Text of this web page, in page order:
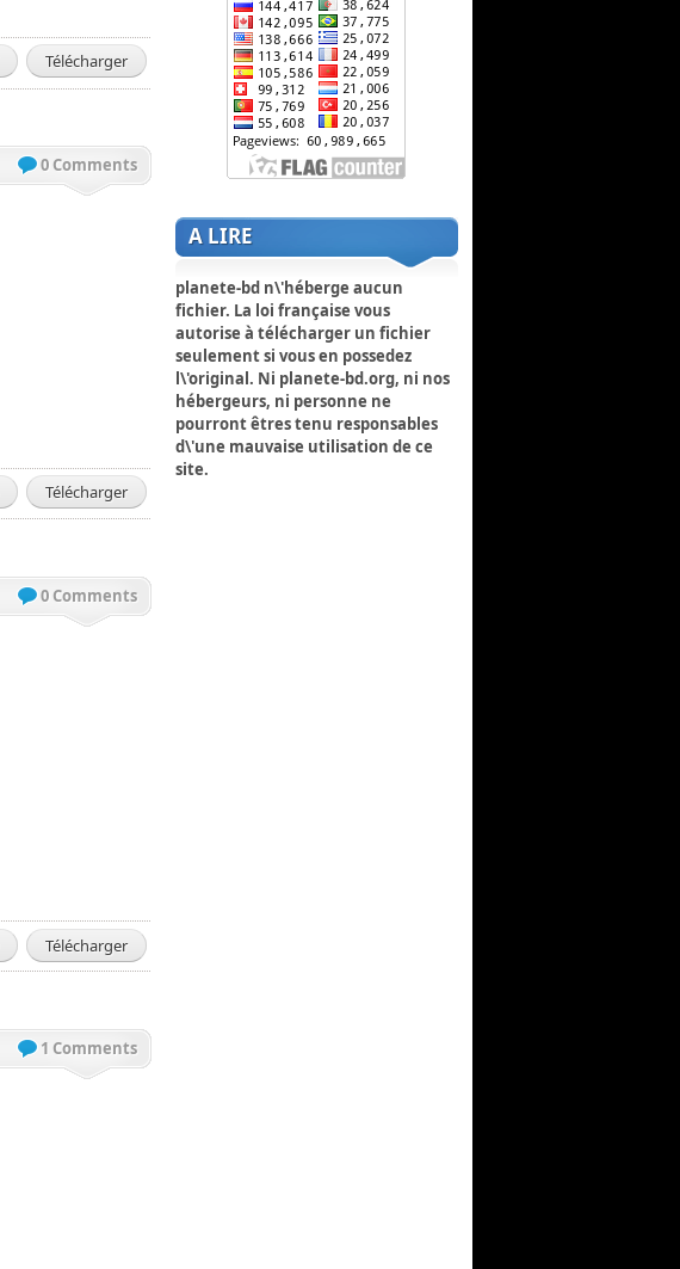
Télécharger
0 Comments
Télécharger
0 Comments
Télécharger
1 Comments
A LIRE
planete-bd n\'héberge aucun
fichier. La loi française vous
autorise à télécharger un fichier
seulement si vous en possedez
l\'original. Ni planete-bd.org, ni nos
hébergeurs, ni personne ne
pourront êtres tenu responsables
d\'une mauvaise utilisation de ce
site.